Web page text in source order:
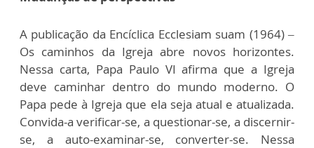
A publicação da Encíclica Ecclesiam suam (1964) –
Os caminhos da Igreja abre novos horizontes.
Nessa carta, Papa Paulo VI afirma que a Igreja
deve caminhar dentro do mundo moderno. O
Papa pede à Igreja que ela seja atual e atualizada.
Convida-a verificar-se, a questionar-se, a discernir-
se, a auto-examinar-se, converter-se. Nessa